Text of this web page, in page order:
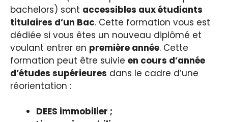
bachelors) sont accessibles aux étudiants
titulaires d’un Bac. Cette formation vous est
dédiée si vous êtes un nouveau diplômé et
voulant entrer en première année. Cette
formation peut être suivie en cours d’année
d’études supérieures dans le cadre d’une
réorientation :
DEES immobilier ;